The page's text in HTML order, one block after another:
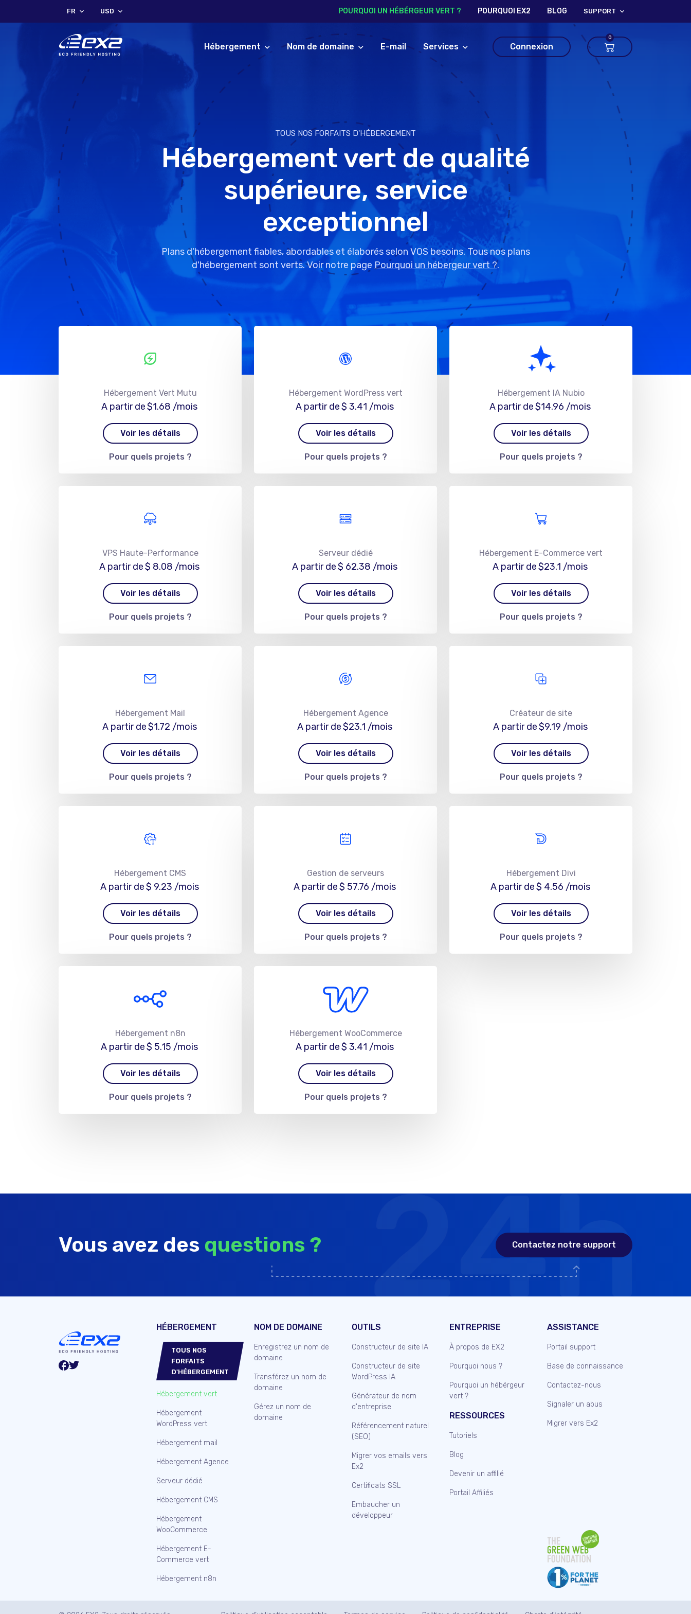
FR USD POURQUOI UN HÉBÉRGEUR VERT ? POURQUOI EX2 BLOG SUPPORT
Hébergement Nom de domaine E-mail Services Connexion
0
TOUS NOS FORFAITS D'HÉBERGEMENT
Hébergement vert de qualité
supérieure, service
exceptionnel
Plans d'hébergement fiables, abordables et élaborés selon VOS besoins. Tous nos plans
d'hébergement sont verts. Voir notre page Pourquoi un hébergeur vert ?.
Hébergement Vert Mutu
A partir de$1.68 /mois
Voir les détails
Pour quels projets ?
Hébergement WordPress vert
A partir de$ 3.41 /mois
Voir les détails
Pour quels projets ?
Hébergement IA Nubio
A partir de$14.96 /mois
Voir les détails
Pour quels projets ?
VPS Haute-Performance
A partir de$ 8.08 /mois
Voir les détails
Pour quels projets ?
Serveur dédié
A partir de$ 62.38 /mois
Voir les détails
Pour quels projets ?
Hébergement E-Commerce vert
A partir de$23.1 /mois
Voir les détails
Pour quels projets ?
Hébergement Mail
A partir de$1.72 /mois
Voir les détails
Pour quels projets ?
Hébergement Agence
A partir de$23.1 /mois
Voir les détails
Pour quels projets ?
Créateur de site
A partir de$9.19 /mois
Voir les détails
Pour quels projets ?
Hébergement CMS
A partir de$ 9.23 /mois
Voir les détails
Pour quels projets ?
Gestion de serveurs
A partir de$ 57.76 /mois
Voir les détails
Pour quels projets ?
Hébergement Divi
A partir de$ 4.56 /mois
Voir les détails
Pour quels projets ?
Hébergement n8n
A partir de$ 5.15 /mois
Voir les détails
Pour quels projets ?
Hébergement WooCommerce
A partir de$ 3.41 /mois
Voir les détails
Pour quels projets ?
Vous avez des questions ? Contactez notre support
HÉBERGEMENT
TOUS NOS
FORFAITS
D'HÉBERGEMENT
Hébergement vert
Hébergement
WordPress vert
Hébergement mail
Hébergement Agence
Serveur dédié
Hébergement CMS
Hébergement
WooCommerce
Hébergement E-
Commerce vert
Hébergement n8n
NOM DE DOMAINE
Enregistrez un nom de
domaine
Transférez un nom de
domaine
Gérez un nom de
domaine
OUTILS
Constructeur de site IA
Constructeur de site
WordPress IA
Générateur de nom
d'entreprise
Référencement naturel
(SEO)
Migrer vos emails vers
Ex2
Certificats SSL
Embaucher un
développeur
ENTREPRISE
À propos de EX2
Pourquoi nous ?
Pourquoi un hébérgeur
vert ?
RESSOURCES
Tutoriels
Blog
Devenir un affilié
Portail Affiliés
ASSISTANCE
Portail support
Base de connaissance
Contactez-nous
Signaler un abus
Migrer vers Ex2